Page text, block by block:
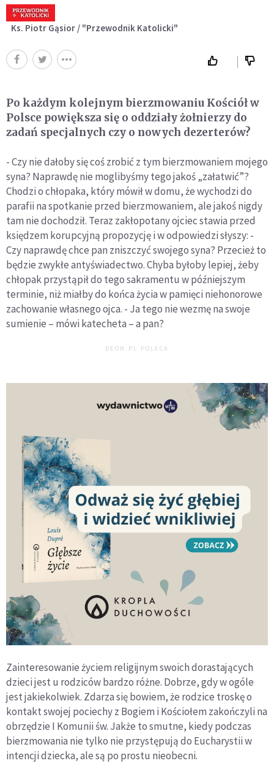
Ks. Piotr Gąsior / "Przewodnik Katolicki"
Po każdym kolejnym bierzmowaniu Kościół w
Polsce powiększa się o oddziały żołnierzy do
zadań specjalnych czy o nowych dezerterów?
- Czy nie dałoby się coś zrobić z tym bierzmowaniem mojego
syna? Naprawdę nie moglibyśmy tego jakoś „załatwić”?
Chodzi o chłopaka, który mówił w domu, że wychodzi do
parafii na spotkanie przed bierzmowaniem, ale jakoś nigdy
tam nie dochodził. Teraz zakłopotany ojciec stawia przed
księdzem korupcyjną propozycję i w odpowiedzi słyszy: -
Czy naprawdę chce pan zniszczyć swojego syna? Przecież to
będzie zwykłe antyświadectwo. Chyba byłoby lepiej, żeby
chłopak przystąpił do tego sakramentu w późniejszym
terminie, niż miałby do końca życia w pamięci niehonorowe
zachowanie własnego ojca. - Ja tego nie wezmę na swoje
sumienie – mówi katecheta – a pan?
DEON.PL POLECA
Zainteresowanie życiem religijnym swoich dorastających
dzieci jest u rodziców bardzo różne. Dobrze, gdy w ogóle
jest jakiekolwiek. Zdarza się bowiem, że rodzice troskę o
kontakt swojej pociechy z Bogiem i Kościołem zakończyli na
obrzędzie I Komunii św. Jakże to smutne, kiedy podczas
bierzmowania nie tylko nie przystępują do Eucharystii w
intencji dziecka, ale są po prostu nieobecni.